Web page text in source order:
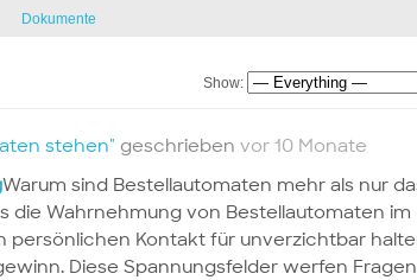
Dokumente
Show:
stehen" geschrieben vor 10 Monate
Warum sind Bestellautomaten mehr als nur
die Wahrnehmung von Bestellautomaten im
persönlichen Kontakt für unverzichtbar
Diese Spannungsfelder werfen Fragen